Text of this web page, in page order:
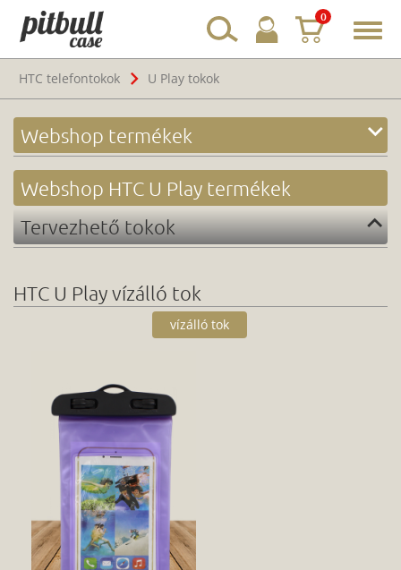
0
HTC telefontokok
U Play tokok
Webshop termékek
Webshop HTC U Play termékek
Tervezhető tokok
HTC U Play vízálló tok
vízálló tok